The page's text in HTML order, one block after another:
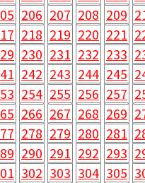
206 207 208 209
218 219 220 221
230 231 232 233
242 243 244 245
254 255 256 257
266 267 268 269
278 279 280 281
290 291 292 293
302 303 304 305